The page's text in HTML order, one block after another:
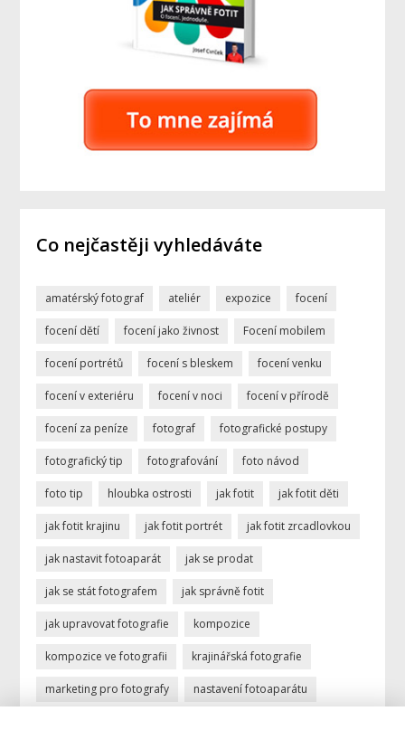
Co nejčastěji vyhledáváte
amatérský fotograf ateliér expozice focení
focení dětí focení jako živnost Focení mobilem
focení portrétů focení s bleskem focení venku
focení v exteriéru focení v noci focení v přírodě
focení za peníze fotograf fotografické postupy
fotografický tip fotografování foto návod
foto tip hloubka ostrosti jak fotit jak fotit děti
jak fotit krajinu jak fotit portrét jak fotit zrcadlovkou
jak nastavit fotoaparát jak se prodat
jak se stát fotografem jak správně fotit
jak upravovat fotografie kompozice
kompozice ve fotografii krajinářská fotografie
marketing pro fotografy nastavení fotoaparátu